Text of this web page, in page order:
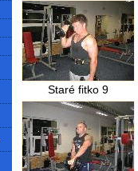
Staré fitko 9